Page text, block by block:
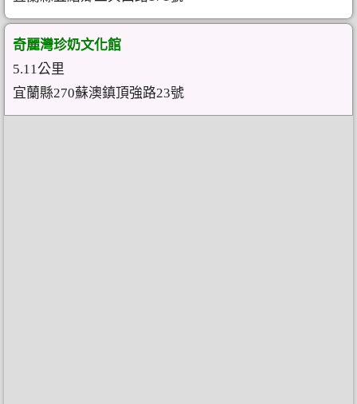
奇麗灣珍奶文化館
5.11公里
宜蘭縣270蘇澳鎮頂強路23號